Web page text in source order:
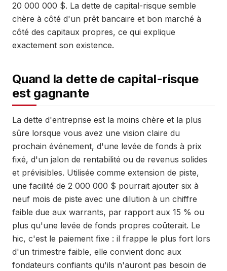
20 000 000 $. La dette de capital-risque semble
chère à côté d'un prêt bancaire et bon marché à
côté des capitaux propres, ce qui explique
exactement son existence.
Quand la dette de capital-risque
est gagnante
La dette d'entreprise est la moins chère et la plus
sûre lorsque vous avez une vision claire du
prochain événement, d'une levée de fonds à prix
fixé, d'un jalon de rentabilité ou de revenus solides
et prévisibles. Utilisée comme extension de piste,
une facilité de 2 000 000 $ pourrait ajouter six à
neuf mois de piste avec une dilution à un chiffre
faible due aux warrants, par rapport aux 15 % ou
plus qu'une levée de fonds propres coûterait. Le
hic, c'est le paiement fixe : il frappe le plus fort lors
d'un trimestre faible, elle convient donc aux
fondateurs confiants qu'ils n'auront pas besoin de